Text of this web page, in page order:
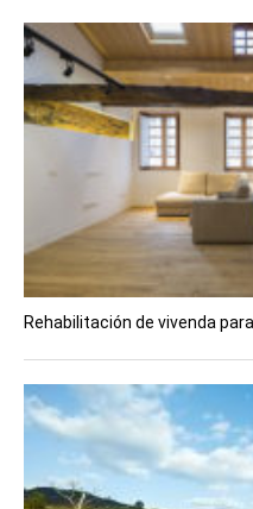
Rehabilitación de vivenda